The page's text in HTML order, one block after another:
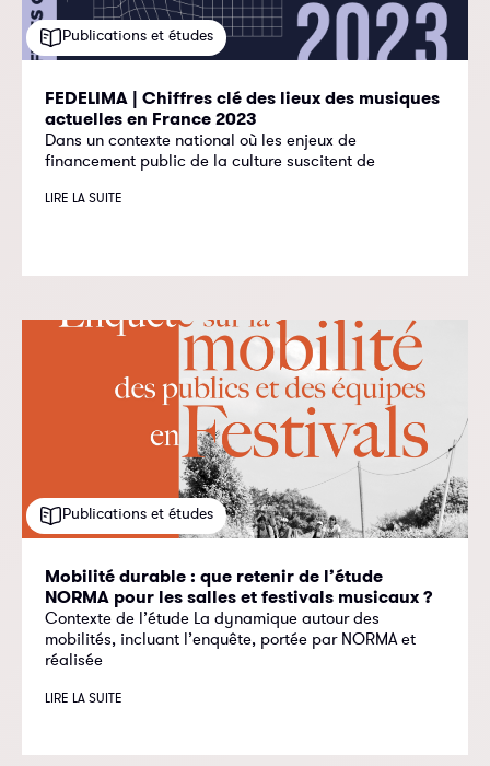
Publications et études
FEDELIMA | Chiffres clé des lieux des musiques
actuelles en France 2023
Dans un contexte national où les enjeux de
financement public de la culture suscitent de
LIRE LA SUITE
Publications et études
Mobilité durable : que retenir de l’étude
NORMA pour les salles et festivals musicaux ?
Contexte de l’étude La dynamique autour des
mobilités, incluant l’enquête, portée par NORMA et
réalisée
LIRE LA SUITE